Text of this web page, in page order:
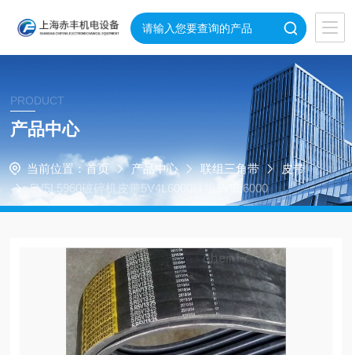
PRODUCT
产品中心
当前位置： 首页 产品中心 联组三角带
皮带
5V5L5960破碎机皮带5V4L6000联组5V5L6000